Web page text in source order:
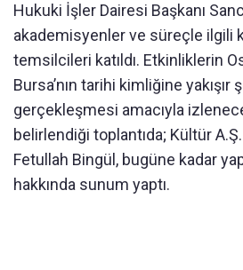
Hukuki İşler Dairesi Başkanı
akademisyenler ve süreçle ilgili
temsilcileri katıldı. Etkinliklerin
Bursa’nın tarihi kimliğine yakışır
gerçekleşmesi amacıyla
belirlendiği toplantıda; Kültür
Fetullah Bingül, bugüne kadar
hakkında sunum yaptı.